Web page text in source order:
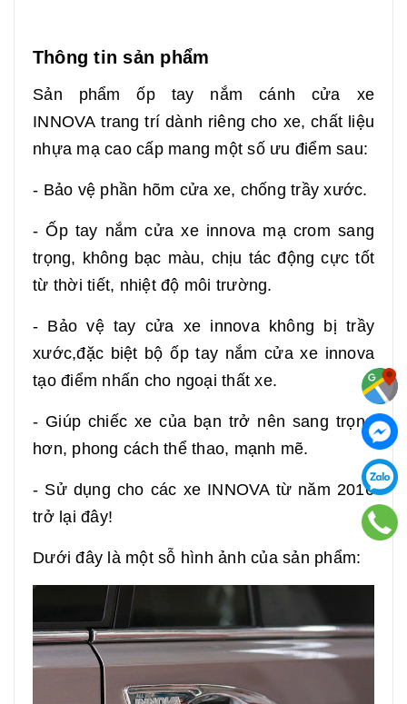
Thông tin sản phẩm
Sản phẩm ốp tay nắm cánh cửa xe
INNOVA trang trí dành riêng cho xe, chất liệu
nhựa mạ cao cấp mang một số ưu điểm sau:
- Bảo vệ phần hõm cửa xe, chống trầy xước.
- Ốp tay nắm cửa xe innova mạ crom sang
trọng, không bạc màu, chịu tác động cực tốt
từ thời tiết, nhiệt độ môi trường.
- Bảo vệ tay cửa xe innova không bị trầy
xước,đặc biệt bộ ốp tay nắm cửa xe innova
tạo điểm nhấn cho ngoại thất xe.
- Giúp chiếc xe của bạn trở nên sang trọng
hơn, phong cách thể thao, mạnh mẽ.
- Sử dụng cho các xe INNOVA từ năm 2016
trở lại đây!
Dưới đây là một sỗ hình ảnh của sản phẩm: